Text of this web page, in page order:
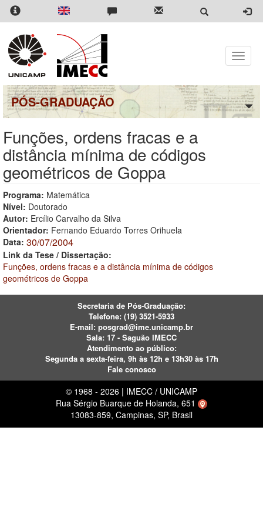
Pular
para
conteúdo
principal
Toggle
PÓS-GRADUAÇÃO
Funções, ordens fracas e a
distância mínima de códigos
geométricos de Goppa
Programa: Matemática
Nível: Doutorado
Autor: Ercílio Carvalho da Silva
Orientador: Fernando Eduardo Torres Orihuela
Data: 30/07/2004
Link da Tese / Dissertação:
Funções, ordens fracas e a distância mínima de códigos
geométricos de Goppa
Secretaria de Pós-Graduação:
Telefone: (19) 3521-5933
E-mail: posgrad@ime.unicamp.br
Sala: 17 - Saguão IMECC
Atendimento ao público:
Segunda a sexta-feira, 9h às 12h e 13h30 às 17h
Fale conosco
© 1968 - 2026 | IMECC / UNICAMP
Rua Sérgio Buarque de Holanda, 651
13083-859, Campinas, SP, Brasil